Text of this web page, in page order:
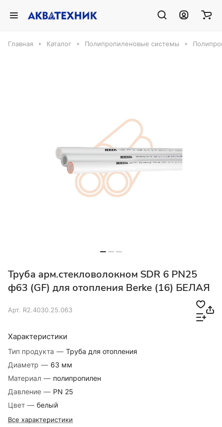
Главная Каталог Полипропиленовые системы
Труба арм.стекловолокном SDR 6 PN25
ф63 (GF) для отопления Berke (16) БЕЛАЯ
Арт. R2.4030.25.063
Характеристики
Тип продукта — Труба для отопления
Диаметр — 63 мм
Материал — полипропилен
Давление — PN 25
Цвет — белый
Все характеристики